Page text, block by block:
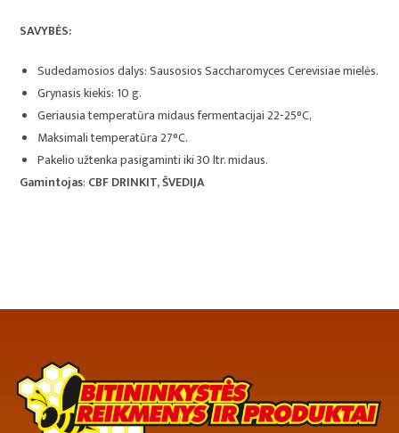
SAVYBĖS:
Sudedamosios dalys: Sausosios Saccharomyces Cerevisiae mielės.
Grynasis kiekis: 10 g.
Geriausia temperatūra midaus fermentacijai 22-25°C,
Maksimali temperatūra 27°C.
Pakelio užtenka pasigaminti iki 30 ltr. midaus.
Gamintojas: CBF DRINKIT, ŠVEDIJA